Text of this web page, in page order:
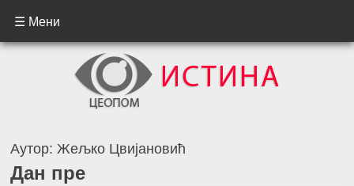
☰ Мени
Аутор: Жељко Цвијановић
Дан пре